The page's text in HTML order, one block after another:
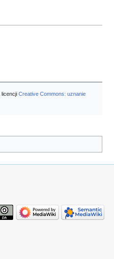
licencjiCreative Commons: uznanie